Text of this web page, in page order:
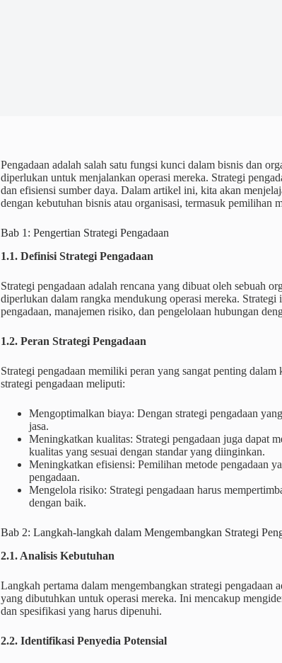
Pengadaan adalah salah satu fungsi kunci dalam bisnis dan
diperlukan untuk menjalankan operasi mereka. Strategi
dan efisiensi sumber daya. Dalam artikel ini, kita akan
dengan kebutuhan bisnis atau organisasi, termasuk pemilihan
Bab 1: Pengertian Strategi Pengadaan
1.1. Definisi Strategi Pengadaan
Strategi pengadaan adalah rencana yang dibuat oleh sebuah
diperlukan dalam rangka mendukung operasi mereka.
pengadaan, manajemen risiko, dan pengelolaan hubungan
1.2. Peran Strategi Pengadaan
Strategi pengadaan memiliki peran yang sangat penting
strategi pengadaan meliputi:
Mengoptimalkan biaya: Dengan strategi pengadaan
jasa.
Meningkatkan kualitas: Strategi pengadaan juga dapat
kualitas yang sesuai dengan standar yang diinginkan.
Meningkatkan efisiensi: Pemilihan metode pengadaan
pengadaan.
Mengelola risiko: Strategi pengadaan harus
dengan baik.
Bab 2: Langkah-langkah dalam Mengembangkan Strategi
2.1. Analisis Kebutuhan
Langkah pertama dalam mengembangkan strategi pengadaan
yang dibutuhkan untuk operasi mereka. Ini mencakup
dan spesifikasi yang harus dipenuhi.
2.2. Identifikasi Penyedia Potensial